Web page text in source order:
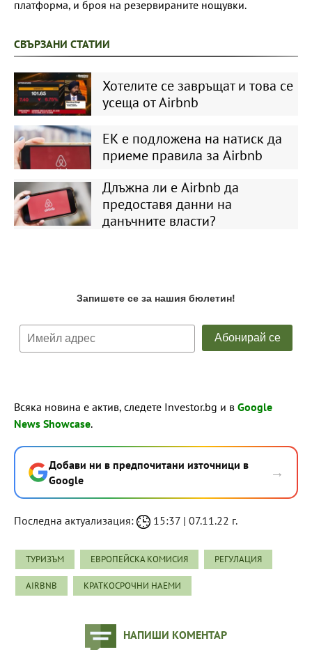
платформа, и броя на резервираните нощувки.
СВЪРЗАНИ СТАТИИ
Хотелите се завръщат и това се
усеща от Airbnb
ЕК е подложена на натиск да
приеме правила за Airbnb
Длъжна ли е Airbnb да
предоставя данни на
данъчните власти?
Всяка новина е актив, следете Investor.bg и в Google
News Showcase.
Добави ни в предпочитани източници в
Google
→
Последна актуализация: 15:37 | 07.11.22 г.
ТУРИЗЪМ ЕВРОПЕЙСКА КОМИСИЯ РЕГУЛАЦИЯ
AIRBNB КРАТКОСРОЧНИ НАЕМИ
НАПИШИ КОМЕНТАР